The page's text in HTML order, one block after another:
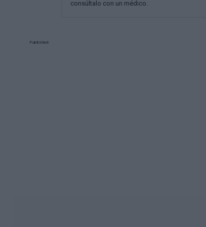
consúltalo con un médico.
Publicidad: